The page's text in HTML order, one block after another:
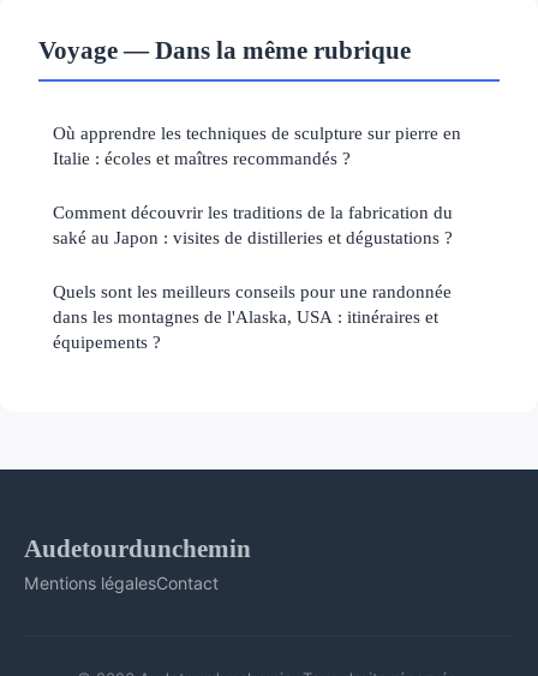
Voyage — Dans la même rubrique
Où apprendre les techniques de sculpture sur pierre en
Italie : écoles et maîtres recommandés ?
Comment découvrir les traditions de la fabrication du
saké au Japon : visites de distilleries et dégustations ?
Quels sont les meilleurs conseils pour une randonnée
dans les montagnes de l'Alaska, USA : itinéraires et
équipements ?
Audetourdunchemin
Mentions légalesContact